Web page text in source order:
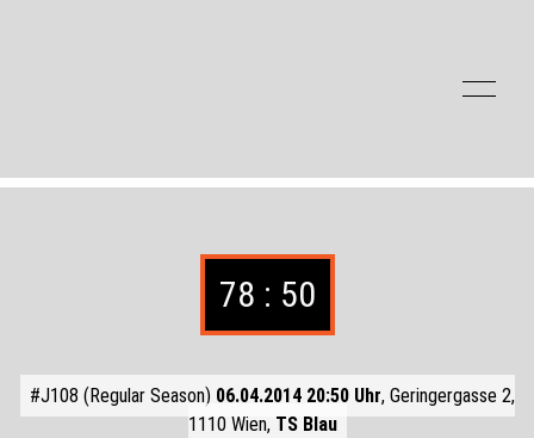
78 : 50
#J108 (Regular Season) 06.04.2014 20:50 Uhr, Geringergasse 2,
1110 Wien, TS Blau